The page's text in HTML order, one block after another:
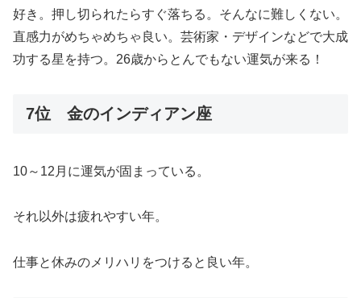
好き。押し切られたらすぐ落ちる。そんなに難しくない。
直感力がめちゃめちゃ良い。芸術家・デザインなどで大成
功する星を持つ。26歳からとんでもない運気が来る！
7位 金のインディアン座
10～12月に運気が固まっている。
それ以外は疲れやすい年。
仕事と休みのメリハリをつけると良い年。